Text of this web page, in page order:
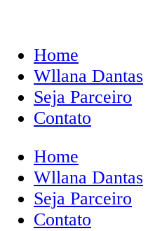
Home
Wllana Dantas
Seja Parceiro
Contato
Home
Wllana Dantas
Seja Parceiro
Contato